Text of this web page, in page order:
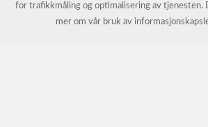
© JL Trading AS |Nettbutikk levert
for trafikkmåling og optimalisering av tjenesten.
mer om vår bruk av